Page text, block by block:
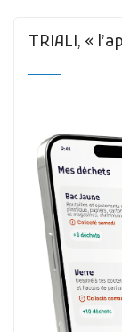
TRIALI, «